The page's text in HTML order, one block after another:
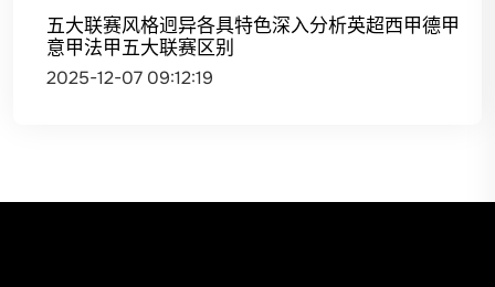
五大联赛风格迥异各具特色深入分析英超西甲德甲
意甲法甲五大联赛区别
2025-12-07 09:12:19